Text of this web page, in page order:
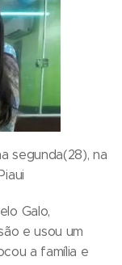
segunda(28), na
Galo,
e usou um
a família e